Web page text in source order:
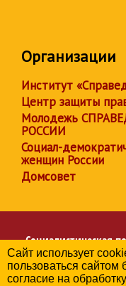
Организации
Институт
Центр защиты
Молодежь
РОССИИ
Социал-
женщин России
Домсовет
Социалистическая
Региональное
Сайт использует
пользоваться сайтом
согласие на